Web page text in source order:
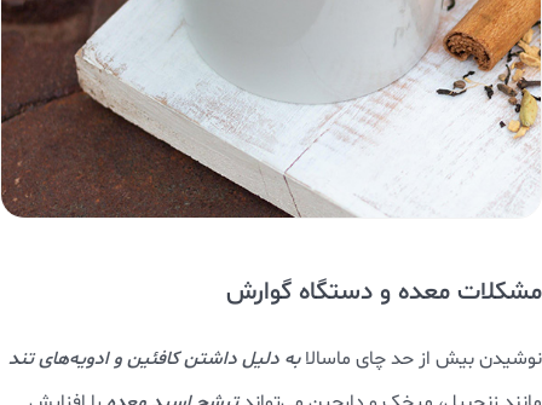
مشکلات معده و دستگاه گوارش
نوشیدن بیش از حد چای ماسالابه دلیل داشتن کافئین و ادویه‌های تند